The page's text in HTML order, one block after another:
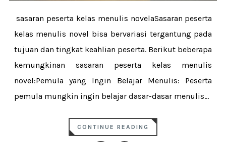
sasaran peserta kelas menulis novelaSasaran peserta
kelas menulis novel bisa bervariasi tergantung pada
tujuan dan tingkat keahlian peserta. Berikut beberapa
kemungkinan sasaran peserta kelas menulis
novel:Pemula yang Ingin Belajar Menulis: Peserta
pemula mungkin ingin belajar dasar-dasar menulis...
CONTINUE READING